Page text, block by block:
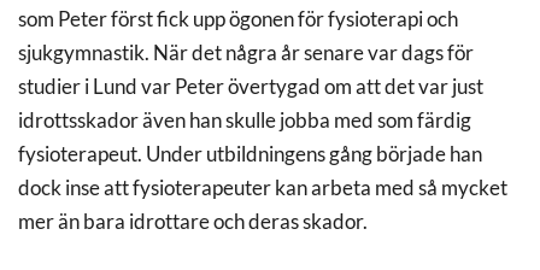
som Peter först fick upp ögonen för fysioterapi och
sjukgymnastik. När det några år senare var dags för
studier i Lund var Peter övertygad om att det var just
idrottsskador även han skulle jobba med som färdig
fysioterapeut. Under utbildningens gång började han
dock inse att fysioterapeuter kan arbeta med så mycket
mer än bara idrottare och deras skador.